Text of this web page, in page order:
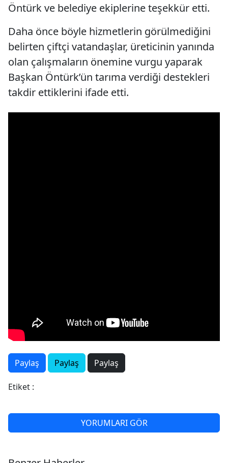
Öntürk ve belediye ekiplerine teşekkür etti.
Daha önce böyle hizmetlerin görülmediğini
belirten çiftçi vatandaşlar, üreticinin yanında
olan çalışmaların önemine vurgu yaparak
Başkan Öntürk’ün tarıma verdiği destekleri
takdir ettiklerini ifade etti.
Paylaş Paylaş Paylaş
Etiket :
YORUMLARI GÖR